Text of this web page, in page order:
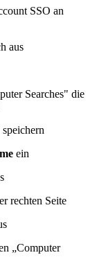
SSO an
aus
Searches" die
ein
rechten Seite
„Computer